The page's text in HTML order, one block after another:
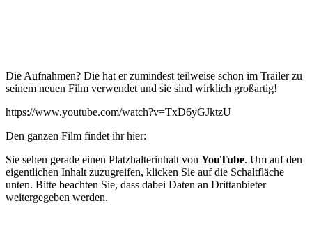
Die Aufnahmen? Die hat er zumindest teilweise schon im Trailer zu
seinem neuen Film verwendet und sie sind wirklich großartig!
https://www.youtube.com/watch?v=TxD6yGJktzU
Den ganzen Film findet ihr hier:
Sie sehen gerade einen Platzhalterinhalt von YouTube. Um auf den
eigentlichen Inhalt zuzugreifen, klicken Sie auf die Schaltfläche
unten. Bitte beachten Sie, dass dabei Daten an Drittanbieter
weitergegeben werden.